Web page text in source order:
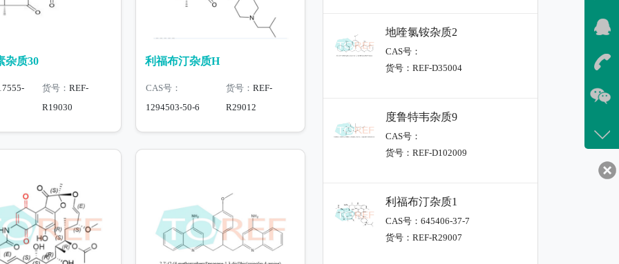
杂质30
货号： REF-
R19030
利福布汀杂质H
CAS号：
1294503-50-6
货号： REF-
R29012
地喹氯铵杂质2
CAS号：
货号：REF-D35004
度鲁特韦杂质9
CAS号：
货号：REF-D102009
利福布汀杂质1
CAS号：645406-37-7
货号：REF-R29007